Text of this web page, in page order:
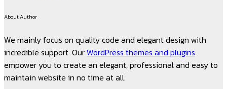
About Author
We mainly focus on quality code and elegant design with
incredible support. OurWordPress themes and plugins
empower you to create an elegant, professional and easy to
maintain website in no time at all.